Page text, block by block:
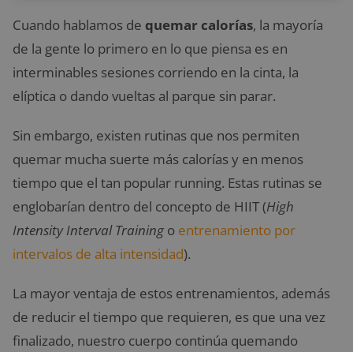
Cuando hablamos de quemar calorías, la mayoría
de la gente lo primero en lo que piensa es en
interminables sesiones corriendo en la cinta, la
elíptica o dando vueltas al parque sin parar.
Sin embargo, existen rutinas que nos permiten
quemar mucha suerte más calorías y en menos
tiempo que el tan popular running. Estas rutinas se
englobarían dentro del concepto de HIIT(High
Intensity Interval Training o entrenamiento por
intervalos de alta intensidad).
La mayor ventaja de estos entrenamientos, además
de reducir el tiempo que requieren, es que una vez
finalizado, nuestro cuerpo continúa quemando